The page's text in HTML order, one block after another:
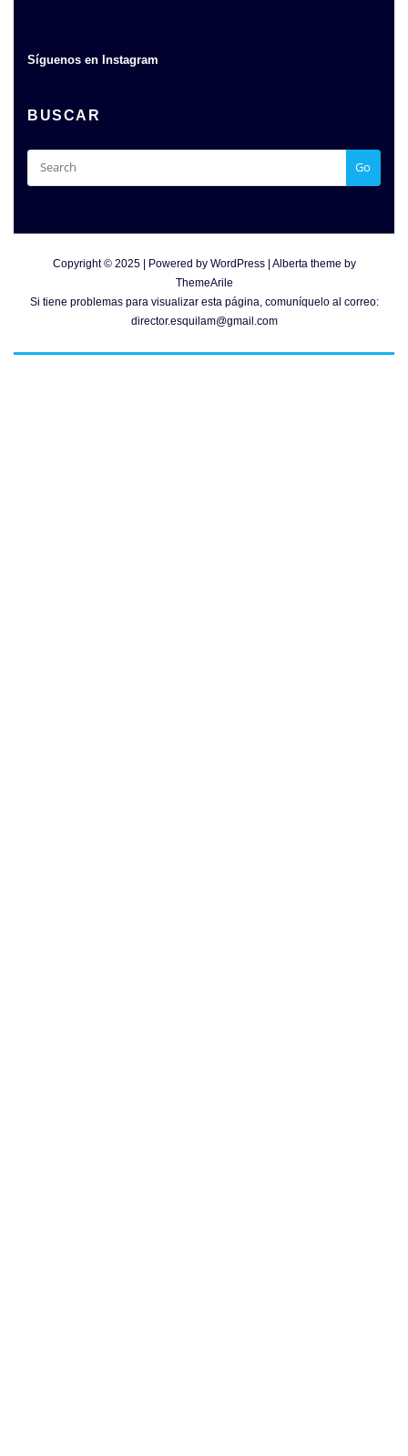
Síguenos en Instagram
BUSCAR
Go
Copyright © 2025 | Powered by WordPress
Alberta theme by
ThemeArile
Si tiene problemas para visualizar esta página, comuníquelo al correo:
director.esquilam@gmail.com